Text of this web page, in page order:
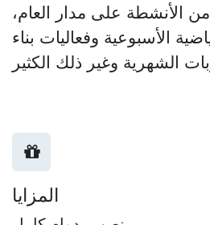
من الأنشطة على مدار العام،
الأسبوعية وفعاليات بناء
الشهرية وغير ذلك الكثير
المزايا